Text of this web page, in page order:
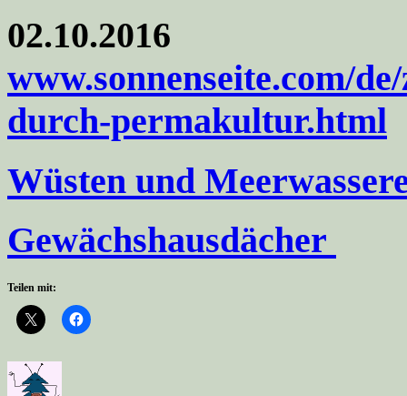
02.10.2016
www.sonnenseite.com/
durch-permakultur.html
Wüsten und
Gewächshausdächer
Teilen mit: